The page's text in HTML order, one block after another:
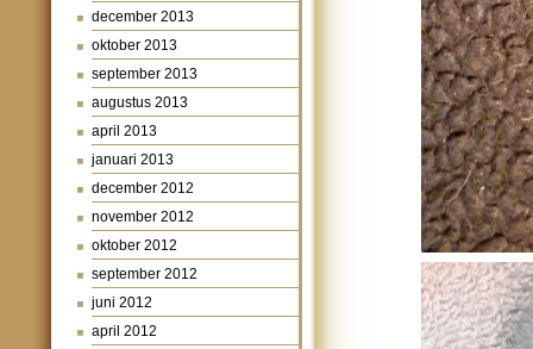
december 2013
oktober 2013
september 2013
augustus 2013
april 2013
januari 2013
december 2012
november 2012
oktober 2012
september 2012
juni 2012
april 2012